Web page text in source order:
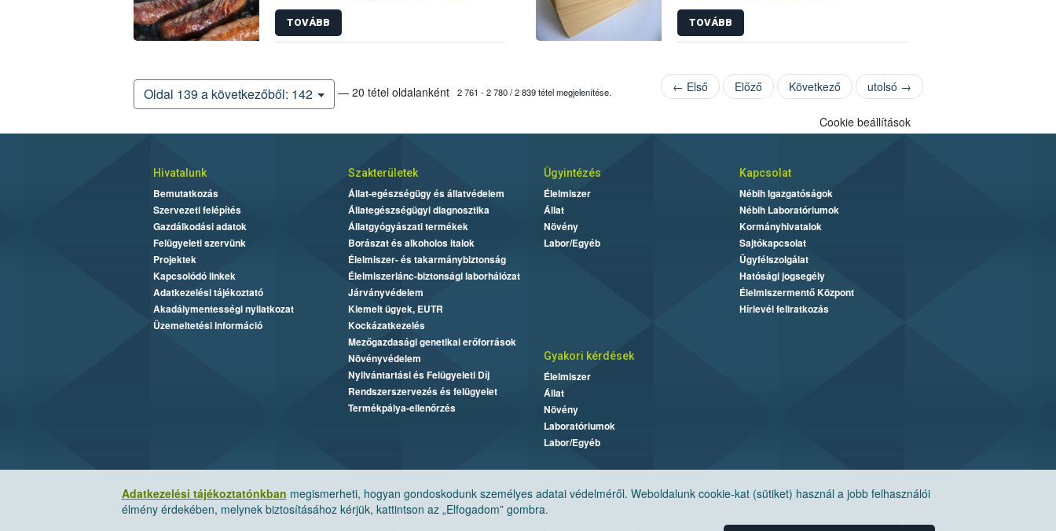
TOVÁBB
megbetegedések kivizsgálása
TOVÁBB
Oldal 139 a következőből: 142 — 20 tétel oldalanként 2 761 - 2 780 / 2 839 tétel megjelenítése. ← Első Előző Következő utolsó →
Adatkezelési tájékoztatónkban megismerheti, hogyan gondoskodunk személyes adatai védelméről. Weboldalunk cookie-kat (sütiket) használ a jobb felhasználói
élmény érdekében, melynek biztosításához kérjük, kattintson az „Elfogadom” gombra.
Cookie beállítások
Hivatalunk
Bemutatkozás
Szervezeti felépítés
Gazdálkodási adatok
Felügyeleti szervünk
Projektek
Kapcsolódó linkek
Adatkezelési tájékoztató
Akadálymentességi nyilatkozat
Üzemeltetési információ
Szakterületek
Állat-egészségügy és állatvédelem
Állategészségügyi diagnosztika
Állatgyógyászati termékek
Borászat és alkoholos italok
Élelmiszer- és takarmánybiztonság
Élelmiszerlánc-biztonsági laborhálózat
Járványvédelem
Kiemelt ügyek, EUTR
Kockázatkezelés
Mezőgazdasági genetikai erőforrások
Növényvédelem
Nyilvántartási és Felügyeleti Díj
Rendszerszervezés és felügyelet
Termékpálya-ellenőrzés
Ügyintézés
Élelmiszer
Állat
Növény
Labor/Egyéb
Kapcsolat
Nébih Igazgatóságok
Nébih Laboratóriumok
Kormányhivatalok
Sajtókapcsolat
Ügyfélszolgálat
Hatósági jogsegély
Élelmiszermentő Központ
Hírlevél feliratkozás
Gyakori kérdések
Élelmiszer
Állat
Növény
Laboratóriumok
Labor/Egyéb